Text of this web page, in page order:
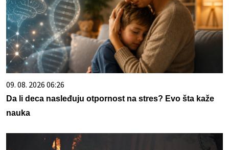
09. 08. 2026 06:26
Da li deca nasleđuju otpornost na stres? Evo šta kaže
nauka